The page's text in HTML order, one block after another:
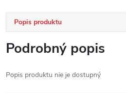
Popis produktu
Podrobný popis
Popis produktu nie je dostupný